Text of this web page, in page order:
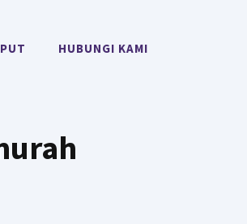
HUBUNGI KAMI